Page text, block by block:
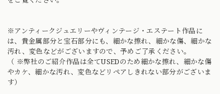
※アンティークジュエリーやヴィンテージ・エステート作品に
は、貴金属部分と宝石部分にも、細かな擦れ、細かな傷、細かな
汚れ、変色などがございますので、予めご了承ください。
（ ※弊社のご紹介作品は全てUSEDのため細かな擦れ、細かな傷
やカケ、細かな汚れ、変色などリペアしきれない部分がございま
す）